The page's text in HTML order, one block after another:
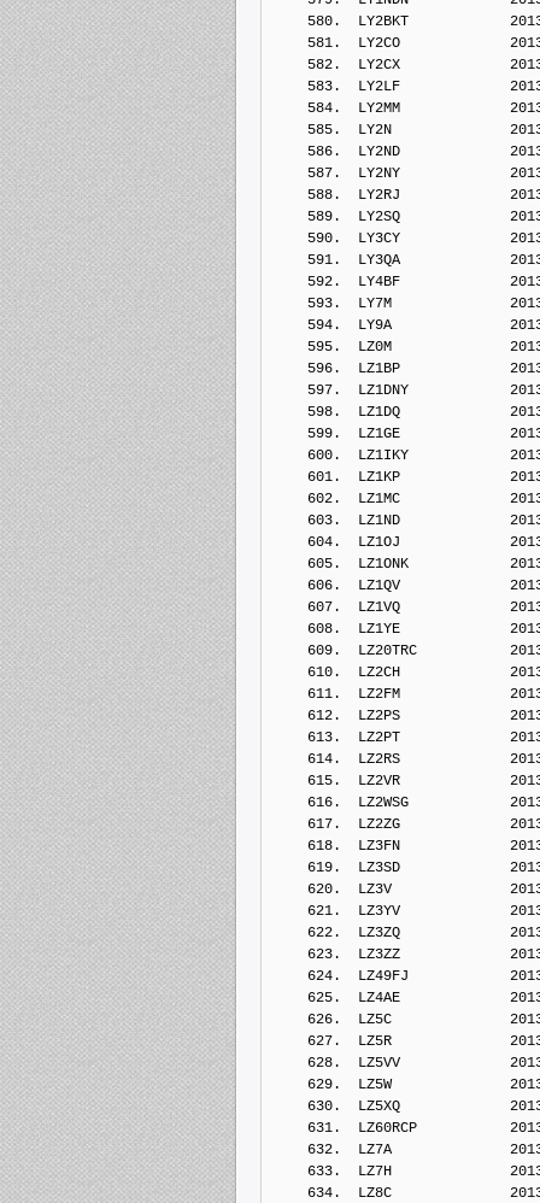
580.  LY2BKT
581.  LY2CO
582.  LY2CX
583.  LY2LF
584.  LY2MM
585.  LY2N
586.  LY2ND
587.  LY2NY
588.  LY2RJ
589.  LY2SQ
590.  LY3CY
591.  LY3QA
592.  LY4BF
593.  LY7M
594.  LY9A
595.  LZ0M
596.  LZ1BP
597.  LZ1DNY
598.  LZ1DQ
599.  LZ1GE
600.  LZ1IKY
601.  LZ1KP
602.  LZ1MC
603.  LZ1ND
604.  LZ1OJ
605.  LZ1ONK
606.  LZ1QV
607.  LZ1VQ
608.  LZ1YE
609.  LZ20TRC
610.  LZ2CH
611.  LZ2FM
612.  LZ2PS
613.  LZ2PT
614.  LZ2RS
615.  LZ2VR
616.  LZ2WSG
617.  LZ2ZG
618.  LZ3FN
619.  LZ3SD
620.  LZ3V
621.  LZ3YV
622.  LZ3ZQ
623.  LZ3ZZ
624.  LZ49FJ
625.  LZ4AE
626.  LZ5C
627.  LZ5R
628.  LZ5VV
629.  LZ5W
630.  LZ5XQ
631.  LZ60RCP
632.  LZ7A
633.  LZ7H
634.  LZ8C